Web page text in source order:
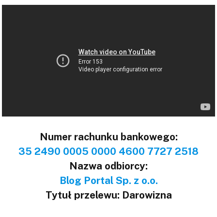
Numer rachunku bankowego:
35 2490 0005 0000 4600 7727 2518
Nazwa odbiorcy:
Blog Portal Sp. z o.o.
Tytuł przelewu: Darowizna